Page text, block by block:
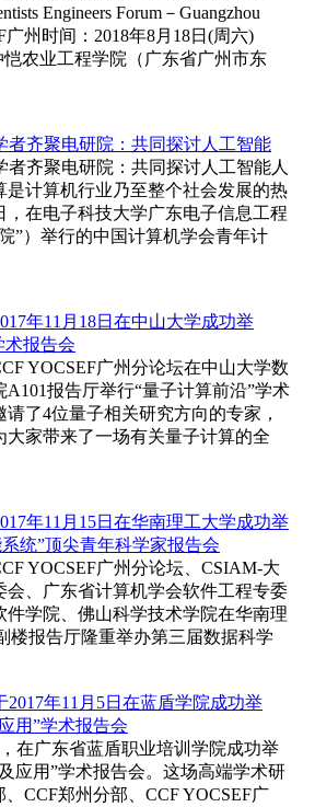
Engineers Forum－Guangzhou
广州时间：2018年8月18日(周六)
恺农业工程学院（广东省广州市东
者齐聚电研院：共同探讨人工智能
者齐聚电研院：共同探讨人工智能人
是计算机行业乃至整个社会发展的热
，在电子科技大学广东电子信息工程
”）举行的中国计算机学会青年计
年11月18日在中山大学成功举
术报告会
YOCSEF广州分论坛在中山大学数
报告厅举行“量子计算前沿”学术
了4位量子相关研究方向的专家，
大家带来了一场有关量子计算的全
年11月15日在华南理工大学成功举
统”顶尖青年科学家报告会
YOCSEF广州分论坛、CSIAM-大
会、广东省计算机学会软件工程专委
件学院、佛山科学技术学院在华南理
楼报告厅隆重举办第三届数据科学
2017年11月5日在蓝盾学院成功举
用”学术报告会
在广东省蓝盾职业培训学院成功举
应用”学术报告会。这场高端学术研
CCF郑州分部、CCF YOCSEF广